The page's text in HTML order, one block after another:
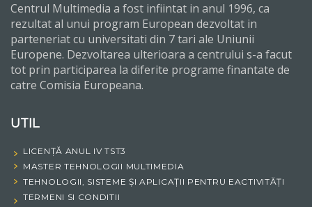
Centrul Multimedia a fost infiintat in anul 1996, ca
rezultat al unui program European dezvoltat in
parteneriat cu universitati din 7 tari ale Uniunii
Europene. Dezvoltarea ulterioara a centrului s-a facut
tot prin participarea la diferite programe finantate de
catre Comisia Europeana.
UTIL
LICENȚĂ ANUL IV TST3
MASTER TEHNOLOGII MULTIMEDIA
TEHNOLOGII, SISTEME ȘI APLICAȚII PENTRU EACTIVITĂȚI
TERMENI SI CONDITII